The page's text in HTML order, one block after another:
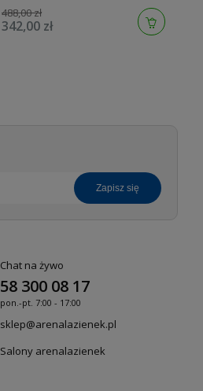
27400GN0
488,00 zł
342,00 zł
zapisz się
Chat na żywo
58 300 08 17
pon.-pt. 7:00 - 17:00
sklep@arenalazienek.pl
Salony arenalazienek